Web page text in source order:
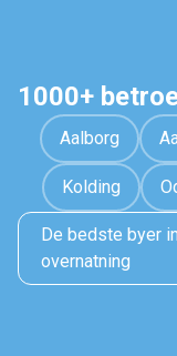
1000+
Aalborg
Kolding
De bedste byer
overnatning